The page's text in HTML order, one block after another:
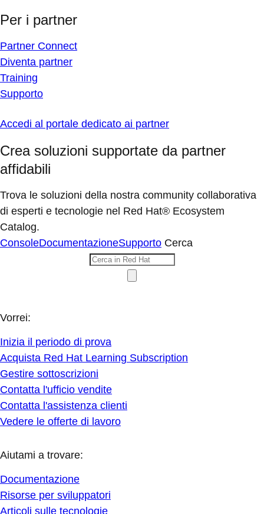
Per i partner
Partner Connect
Diventa partner
Training
Supporto
Accedi al portale dedicato ai partner
Crea soluzioni supportate da partner
affidabili
Trova le soluzioni della nostra community collaborativa
di esperti e tecnologie nel Red Hat® Ecosystem
Catalog.
ConsoleDocumentazioneSupporto Cerca
Vorrei:
Inizia il periodo di prova
Acquista Red Hat Learning Subscription
Gestire sottoscrizioni
Contatta l'ufficio vendite
Contatta l'assistenza clienti
Vedere le offerte di lavoro
Aiutami a trovare:
Documentazione
Risorse per sviluppatori
Articoli sulle tecnologie